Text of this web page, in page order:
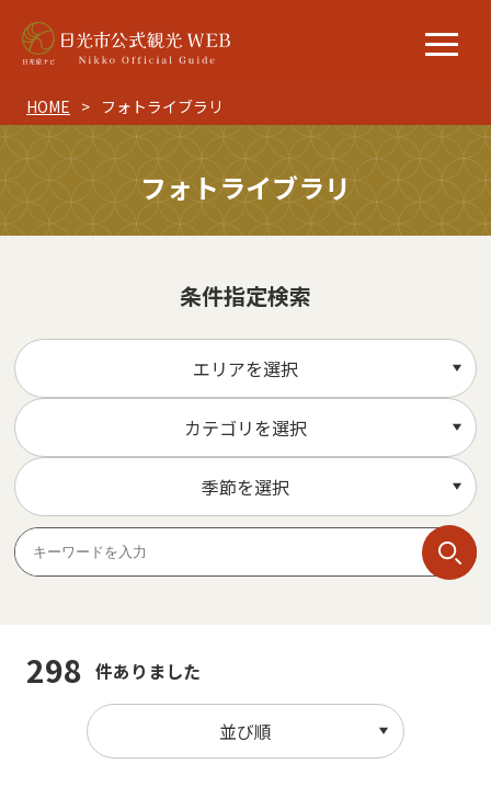
HOME フォトライブラリ
フォトライブラリ
条件指定検索
エリアを選択
カテゴリを選択
季節を選択
298 件ありました
並び順